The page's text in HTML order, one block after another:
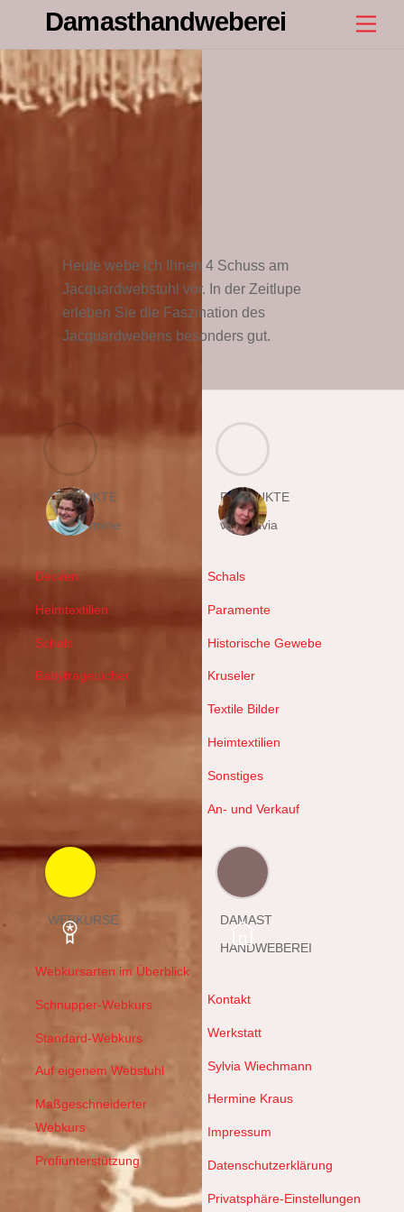
content
Damasthandweberei
Heute webe ich Ihnen 4 Schuss am
Jacquardwebstuhl vor. In der Zeitlupe
erleben Sie die Faszination des
Jacquardwebens besonders gut.
PRODUKTE
von Hermine
Decken
Heimtextilien
Schals
Babytragetücher
PRODUKTE
von Sylvia
Schals
Paramente
Historische Gewebe
Kruseler
Textile Bilder
Heimtextilien
Sonstiges
An- und Verkauf
WEBKURSE
Webkursarten im Überblick
Schnupper-Webkurs
Standard-Webkurs
Auf eigenem Webstuhl
Maßgeschneiderter
Webkurs
Profiunterstützung
DAMAST
HANDWEBEREI
Kontakt
Werkstatt
Sylvia Wiechmann
Hermine Kraus
Impressum
Datenschutzerklärung
Privatsphäre-Einstellungen